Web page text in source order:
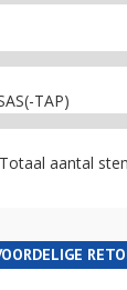
TAP)
Totaal aantal